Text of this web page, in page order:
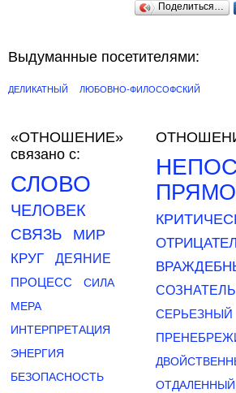
Поделиться…
Выдуманные посетителями:
ДЕЛИКАТНЫЙ ЛЮБОВНО-ФИЛОСОФСКИЙ
«ОТНОШЕНИЕ»
связано с:
СЛОВО
ЧЕЛОВЕК
СВЯЗЬ МИР
КРУГ
ДЕЯНИЕ
ПРОЦЕСС
СИЛА
МЕРА
ИНТЕРПРЕТАЦИЯ
ЭНЕРГИЯ
БЕЗОПАСНОСТЬ
СЕРЬЕЗНЫЙ
ОТДАЛЕННЫЙ